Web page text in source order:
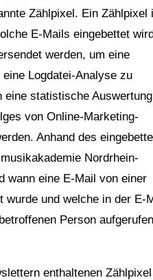
Zählpixel. Ein Zählpixel
E-Mails eingebettet
werden, um eine
Logdatei-Analyse zu
eine statistische Auswertung
von Online-Marketing-
Anhand des
Nordrhein-
wann eine E-Mail von einer
wurde und welche in der E-
Person aufgerufen
enthaltenen Zählpixel